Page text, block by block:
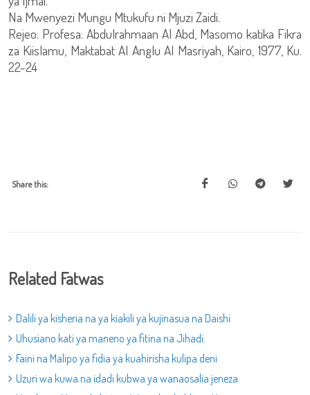
Na Mwenyezi Mungu Mtukufu ni Mjuzi Zaidi.
Rejeo: Profesa: Abdulrahmaan Al Abd, Masomo katika Fikra
za Kiislamu, Maktabat Al Anglu Al Masriyah, Kairo, 1977, Ku.
22-24
Share this:
Related Fatwas
Dalili ya kisheria na ya kiakili ya kujinasua na Daishi
Uhusiano kati ya maneno ya fitina na Jihadi.
Faini na Malipo ya fidia ya kuahirisha kulipa deni
Uzuri wa kuwa na idadi kubwa ya wanaosalia jeneza